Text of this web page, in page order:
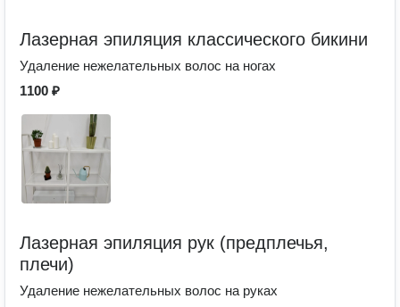
Лазерная эпиляция классического бикини
Удаление нежелательных волос на ногах
1100 ₽
Лазерная эпиляция рук (предплечья,
плечи)
Удаление нежелательных волос на руках